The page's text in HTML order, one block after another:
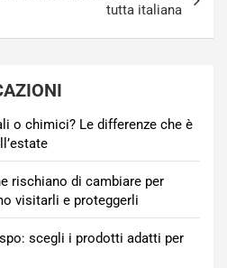
tutta italiana
o chimici? Le differenze che è
rischiano di cambiare per
visitarli e proteggerli
scegli i prodotti adatti per